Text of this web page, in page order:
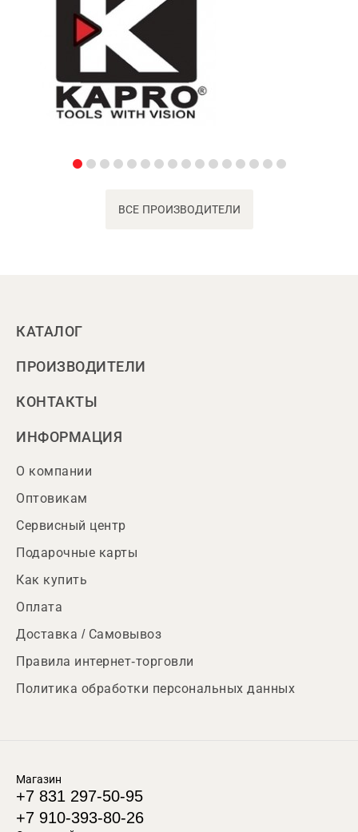
ВСЕ ПРОИЗВОДИТЕЛИ
КАТАЛОГ
ПРОИЗВОДИТЕЛИ
КОНТАКТЫ
ИНФОРМАЦИЯ
О компании
Оптовикам
Сервисный центр
Подарочные карты
Как купить
Оплата
Доставка / Самовывоз
Правила интернет-торговли
Политика обработки персональных данных
Магазин
+7 831 297-50-95
+7 910-393-80-26